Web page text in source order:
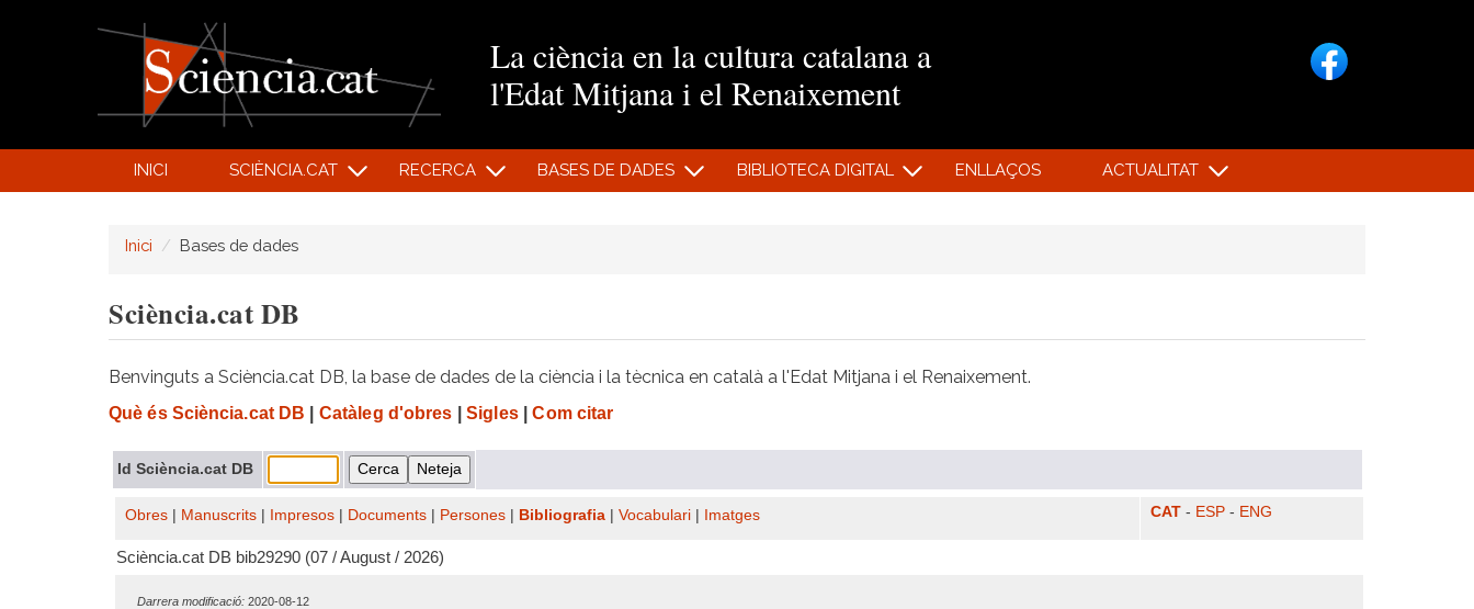
La ciència en la cultura catalana a
l'Edat Mitjana i el Renaixement
INICI SCIÈNCIA.CAT RECERCA BASES DE DADES BIBLIOTECA DIGITAL ENLLAÇOS ACTUALITAT
Inici Bases de dades
Sciència.cat DB
Benvinguts a Sciència.cat DB, la base de dades de la ciència i la tècnica en català a l'Edat Mitjana i el Renaixement.
Què és Sciència.cat DB Catàleg d'obres Sigles| Com citar
Id Sciència.cat DB
Obres Manuscrits Impresos Documents Persones Bibliografia Vocabulari Imatges CAT - ESP - ENG
Sciència.cat DB bib29290 (07 / August / 2026)
Darrera modificació: 2020-08-12